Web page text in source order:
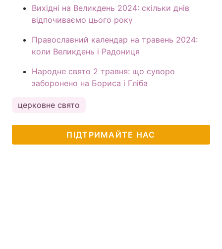
Вихідні на Великдень 2024: скільки днів
відпочиваємо цього року
Православний календар на травень 2024:
коли Великдень і Радониця
Народне свято 2 травня: що суворо
заборонено на Бориса і Гліба
церковне свято
ПІДТРИМАЙТЕ НАС